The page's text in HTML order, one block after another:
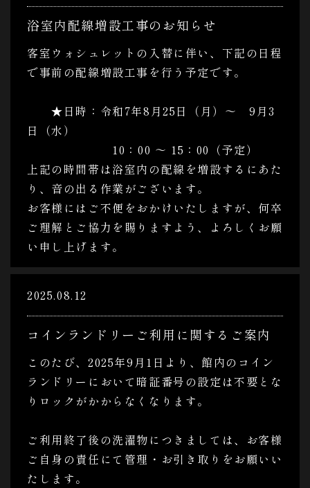
浴室内配線増設工事のお知らせ
客室ウォシュレットの入替に伴い、下記の日程
で事前の配線増設工事を行う予定です。
★日時：令和7年8月25日（月）～ 9月3
日（水）
10：00 ～ 15：00（予定）
上記の時間帯は浴室内の配線を増設するにあた
り、音の出る作業がございます。
お客様にはご不便をおかけいたしますが、何卒
ご理解とご協力を賜りますよう、よろしくお願
い申し上げます。
2025.08.12
コインランドリーご利用に関するご案内
このたび、2025年9月1日より、館内のコイン
ランドリーにおいて暗証番号の設定は不要とな
りロックがかからなくなります。
ご利用終了後の洗濯物につきましては、お客様
ご自身の責任にて管理・お引き取りをお願いい
たします。